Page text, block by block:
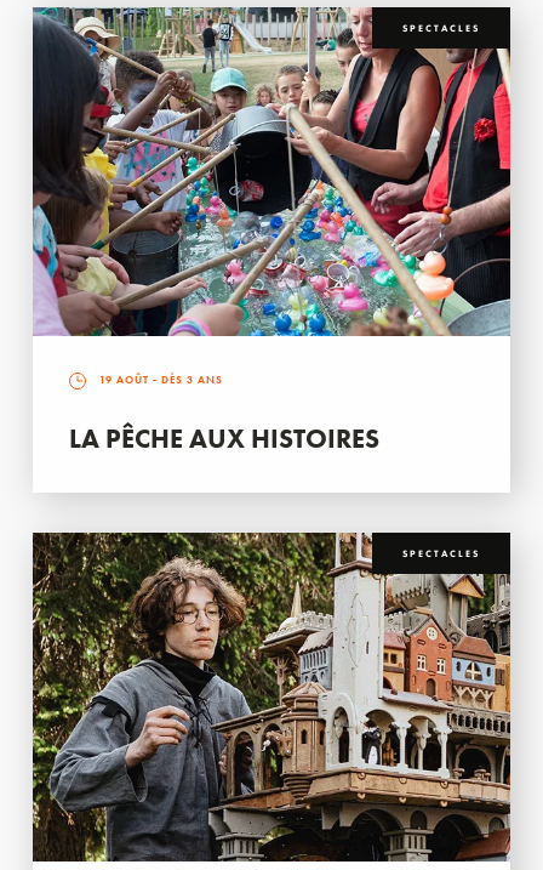
SPECTACLES
19 AOÛT - DÈS 3 ANS
LA PÊCHE AUX HISTOIRES
SPECTACLES